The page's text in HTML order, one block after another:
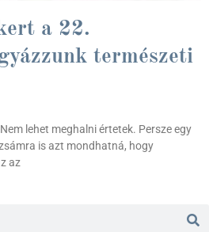
a 22.
természeti
lehet meghalni értetek. Persze egy
is azt mondhatná, hogy
az